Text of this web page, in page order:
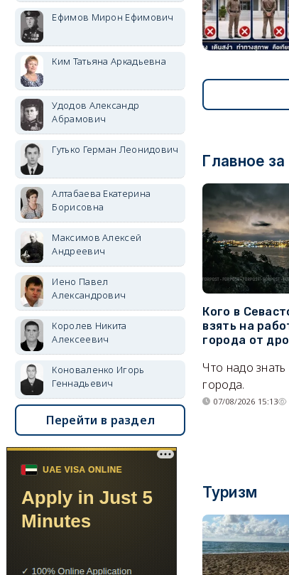
Главное
Кого в
взять на
города от
Что надо
города.
07/08/2026 15:13
Туризм
Ефимов Мирон Ефимович
Ким Татьяна Аркадьевна
Удодов Александр
Абрамович
Гутько Герман Леонидович
Алтабаева Екатерина
Борисовна
Максимов Алексей
Андреевич
Иено Павел
Александрович
Королев Никита
Алексеевич
Коноваленко Игорь
Геннадьевич
Перейти в раздел